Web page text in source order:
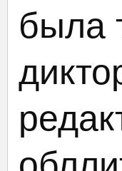
была